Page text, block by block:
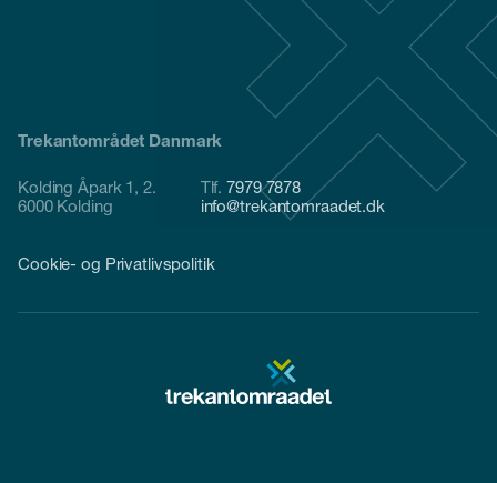
Trekantområdet Danmark
Kolding Åpark 1, 2.
6000 Kolding
Tlf.7979 7878
info@trekantomraadet.dk
Cookie- og Privatlivspolitik